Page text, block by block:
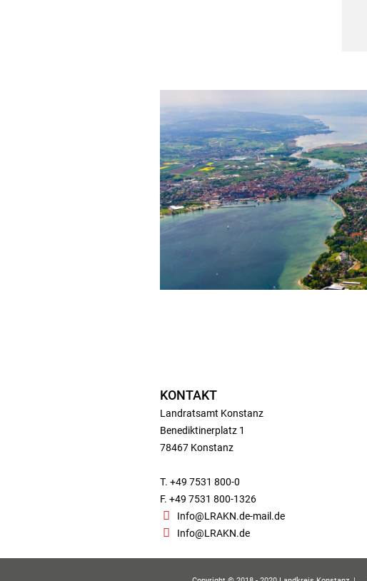
KONTAKT
Landratsamt Konstanz
Benediktinerplatz 1
78467 Konstanz
T. +49 7531 800-0
F. +49 7531 800-1326
Info@LRAKN.de-mail.de
Info@LRAKN.de